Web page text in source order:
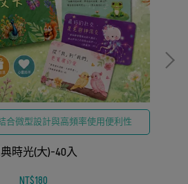
合微型設計與高頻率使用便利性
時光(大)-40入
NT$180